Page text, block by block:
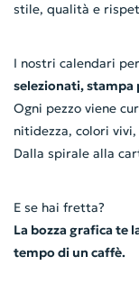
stile, qualità e
I nostri calendari
selezionati, stampa
Ogni pezzo viene
nitidezza, colori
Dalla spirale alla
E se hai fretta?
La bozza grafica te
tempo di un caffè.